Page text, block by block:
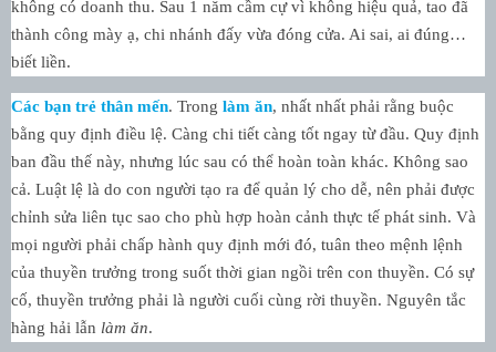
không có doanh thu. Sau 1 năm cầm cự vì không hiệu quả, tao đã
thành công mày ạ, chi nhánh đấy vừa đóng cửa. Ai sai, ai đúng…
biết liền.
Các bạn trẻ thân mến. Trong làm ăn, nhất nhất phải rằng buộc
bằng quy định điều lệ. Càng chi tiết càng tốt ngay từ đầu. Quy định
ban đầu thế này, nhưng lúc sau có thể hoàn toàn khác. Không sao
cả. Luật lệ là do con người tạo ra để quản lý cho dễ, nên phải được
chỉnh sửa liên tục sao cho phù hợp hoàn cảnh thực tế phát sinh. Và
mọi người phải chấp hành quy định mới đó, tuân theo mệnh lệnh
của thuyền trưởng trong suốt thời gian ngồi trên con thuyền. Có sự
cố, thuyền trưởng phải là người cuối cùng rời thuyền. Nguyên tắc
hàng hải lẫn làm ăn.